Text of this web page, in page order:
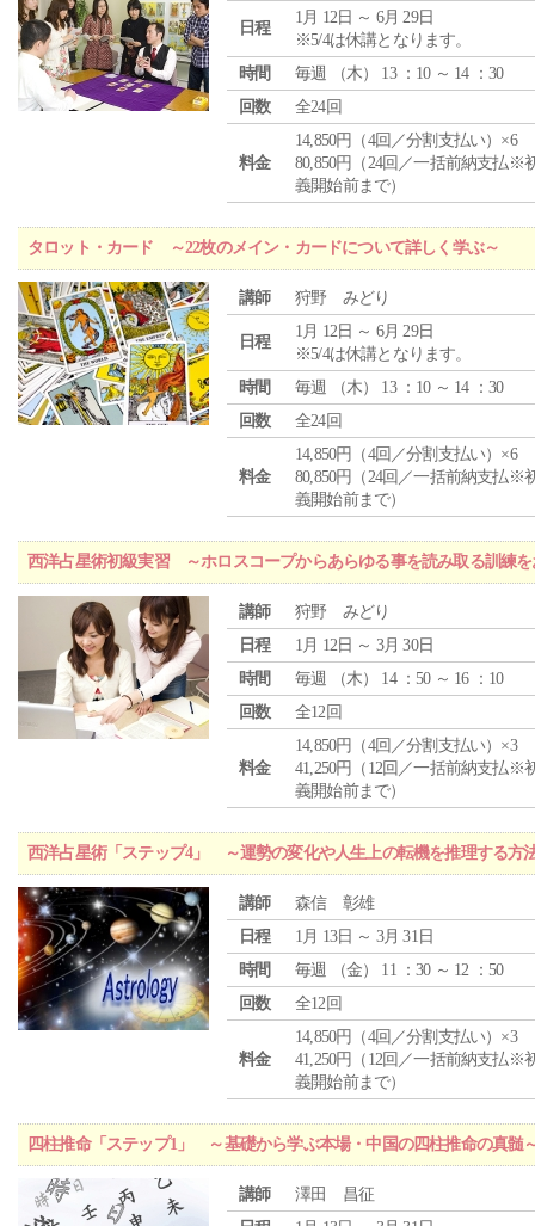
日程
1月 12日 ～ 6月 29日
※5/4は休講となります。
時間
毎週 （木） 13 ：10 ～ 14 ：30
回数
全24回
料金
14,850円（4回／分割支払い）×6
80,850円（24回／一括前納支払※
義開始前まで）
タロット・カード ～22枚のメイン・カードについて詳しく学ぶ～
講師 狩野 みどり
日程
1月 12日 ～ 6月 29日
※5/4は休講となります。
時間
毎週 （木） 13 ：10 ～ 14 ：30
回数
全24回
料金
14,850円（4回／分割支払い）×6
80,850円（24回／一括前納支払※
義開始前まで）
西洋占星術初級実習 ～ホロスコープからあらゆる事を読み取る訓練を
講師
狩野 みどり
日程
1月 12日 ～ 3月 30日
時間
毎週 （木） 14 ：50 ～ 16 ：10
回数
全12回
料金
14,850円（4回／分割支払い）×3
41,250円（12回／一括前納支払※
義開始前まで）
西洋占星術「ステップ4」 ～運勢の変化や人生上の転機を推理する方
講師
森信 彰雄
日程
1月 13日 ～ 3月 31日
時間
毎週 （金） 11 ：30 ～ 12 ：50
回数
全12回
料金
14,850円（4回／分割支払い）×3
41,250円（12回／一括前納支払※
義開始前まで）
四柱推命「ステップ1」 ～基礎から学ぶ本場・中国の四柱推命の真髄
講師
澤田 昌征